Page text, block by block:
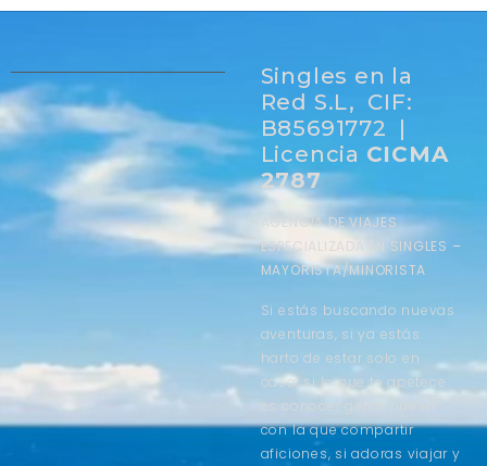
Singles en la
Red S.L, CIF:
B85691772 |
Licencia CICMA
2787
AGENCIA DE VIAJES
ESPECIALIZADA EN SINGLES –
MAYORISTA/MINORISTA
Si estás buscando nuevas
aventuras, si ya estás
harto de estar solo en
casa, si lo que te apetece
es conocer gente nueva
con la que compartir
aficiones, si adoras viajar y